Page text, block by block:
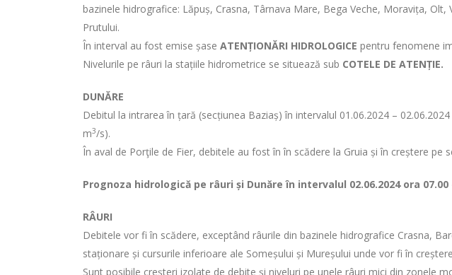
bazinele hidrografice: Lăpuș, Crasna, Târnava Mare, Bega Veche, Moravița,
Prutului.
În interval au fost emise șase ATENȚIONĂRI HIDROLOGICE pentru fenomene
Nivelurile pe râuri la stațiile hidrometrice se situează sub COTELE DE ATENȚIE.
DUNĂRE
Debitul la intrarea în țară (secțiunea Baziaș) în intervalul 01.06.2024 –
m3/s).
În aval de Porţile de Fier, debitele au fost în în scădere la Gruia și în creștere pe
Prognoza hidrologică pe râuri și Dunăre în intervalul 02.06.2024 ora
RÂURI
Debitele vor fi în scădere, exceptând râurile din bazinele hidrografice Crasna,
staționare și cursurile inferioare ale Someșului și Mureșului unde vor fi în
Sunt posibile creşteri izolate de debite şi niveluri pe unele râuri mici din zonele